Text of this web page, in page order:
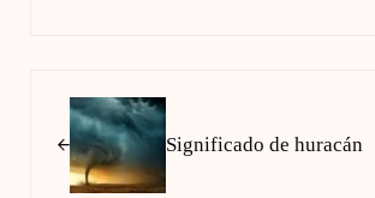
Significado de huracán